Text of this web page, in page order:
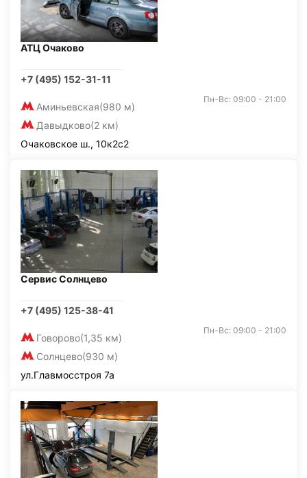
АТЦ Очаково
+7 (495) 152-31-11
Аминьевская(980 м)
Давыдково(2 км)
Пн-Вс: 09:00 - 21:00
Очаковское ш., 10к2с2
Сервис Солнцево
+7 (495) 125-38-41
Говорово(1,35 км)
Солнцево(930 м)
Пн-Вс: 09:00 - 21:00
ул.Главмосстроя 7а